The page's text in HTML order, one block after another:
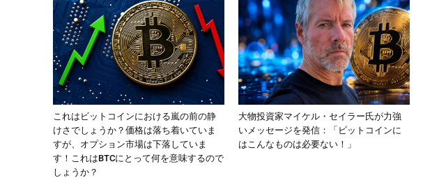
これはビットコインにおける嵐の前の静
けさでしょうか？価格は落ち着いていま
すが、オプション市場は下落していま
す！これはBTCにとって何を意味するので
しょうか？
大物投資家マイケル・セイラー氏が力強
いメッセージを発信：「ビットコインに
はこんなものは必要ない！」